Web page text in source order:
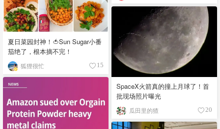
夏日菜园封神！🍅Sun Sugar小番
茄绝了，根本摘不完！
狐狸很忙 15
SpaceX火箭真的撞上月球了！首
批现场照片曝光
瓜田里的猹 20